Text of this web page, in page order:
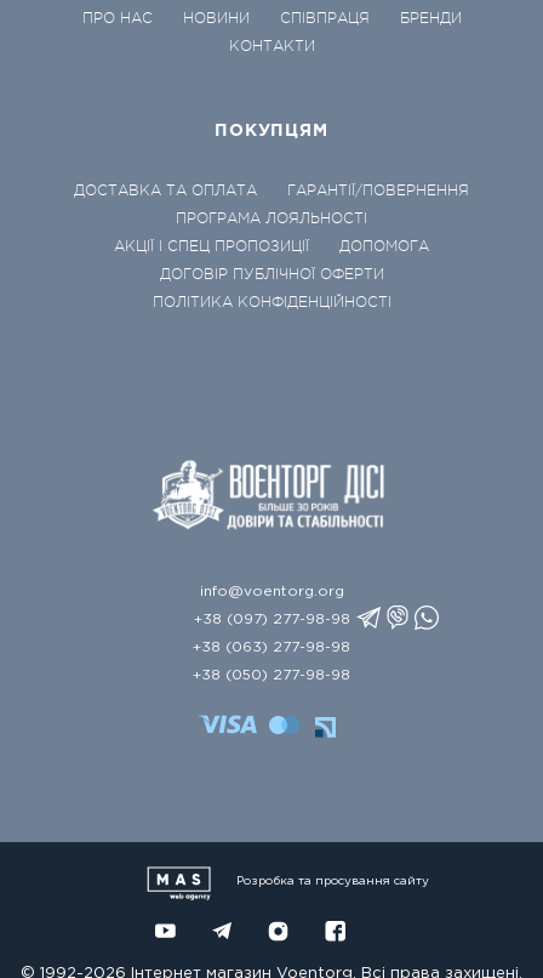
ПРО НАС НОВИНИ СПІВПРАЦЯ
БРЕНДИ
КОНТАКТИ
ПОКУПЦЯМ
ДОСТАВКА ТА ОПЛАТА
ГАРАНТІЇ/ПОВЕРНЕННЯ
ПРОГРАМА ЛОЯЛЬНОСТІ
АКЦІЇ І СПЕЦ ПРОПОЗИЦІЇ
ДОПОМОГА
ДОГОВІР ПУБЛІЧНОЇ ОФЕРТИ
ПОЛІТИКА КОНФІДЕНЦІЙНОСТІ
info@voentorg.org
+38 (097) 277-98-98
+38 (063) 277-98-98
+38 (050) 277-98-98
© 1992-2026 Інтернет магазин Voentorg. Всі права захищені.
Розробка та просування сайту